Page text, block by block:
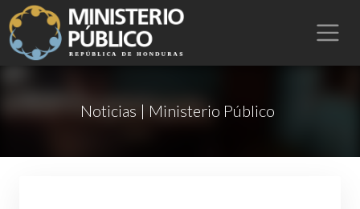
Noticias | Ministerio Público